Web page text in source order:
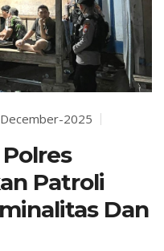
2025
Patroli
Dan